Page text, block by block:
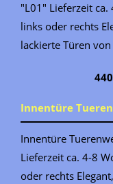
"L01" Lieferzeit ca.
links oder rechts
lackierte Türen
Innentüre
Innentüre
Lieferzeit ca. 4-8
oder rechts